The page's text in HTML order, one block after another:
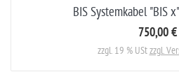
BIS Systemkabel "BIS
750,00 €
zzgl. 19 % UStzzgl.